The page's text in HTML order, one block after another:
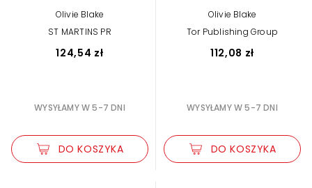
Olivie Blake
ST MARTINS PR
124,54 zł
WYSYŁAMY W 5-7 DNI
DO KOSZYKA
Olivie Blake
Tor Publishing Group
112,08 zł
WYSYŁAMY W 5-7 DNI
DO KOSZYKA